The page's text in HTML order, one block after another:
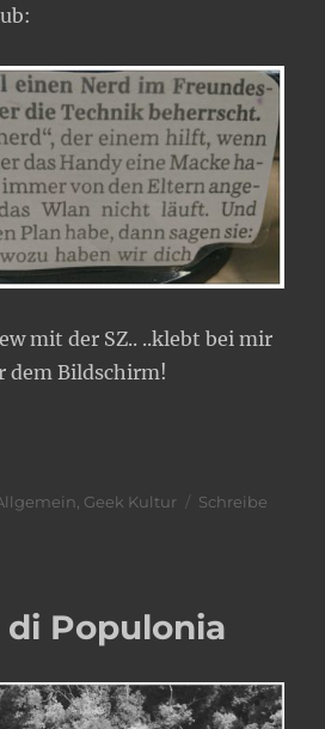
mit der SZ.. ..klebt bei mir
dem Bildschirm!
, Geek Kultur
Schreibe
Populonia